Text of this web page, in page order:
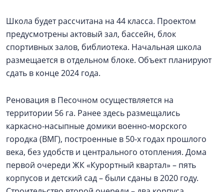
Школа будет рассчитана на 44 класса. Проектом
предусмотрены актовый зал, бассейн, блок
спортивных залов, библиотека. Начальная школа
размещается в отдельном блоке. Объект планируют
сдать в конце 2024 года.
Реновация в Песочном осуществляется на
территории 56 га. Ранее здесь размещались
каркасно-насыпные домики военно-морского
городка (ВМГ), построенные в 50-х годах прошлого
века, без удобств и центрального отопления. Дома
первой очереди ЖК «Курортный квартал» – пять
корпусов и детский сад – были сданы в 2020 году.